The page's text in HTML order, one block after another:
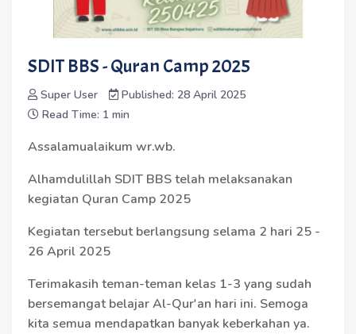
SDIT BBS - Quran Camp 2025
Super User
Published: 28 April 2025
Read Time: 1 min
Assalamualaikum wr.wb.
Alhamdulillah SDIT BBS telah melaksanakan
kegiatan Quran Camp 2025
Kegiatan tersebut berlangsung selama 2 hari 25 -
26 April 2025
Terimakasih teman-teman kelas 1-3 yang sudah
bersemangat belajar Al-Qur'an hari ini. Semoga
kita semua mendapatkan banyak keberkahan ya.